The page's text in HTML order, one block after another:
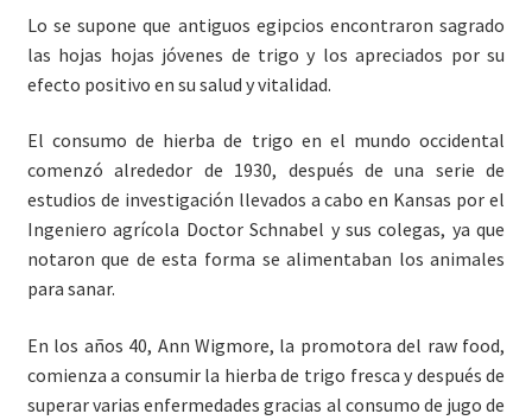
Lo se supone que antiguos egipcios encontraron sagrado
las hojas hojas jóvenes de trigo y los apreciados por su
efecto positivo en su salud y vitalidad.
El consumo de hierba de trigo en el mundo occidental
comenzó alrededor de 1930, después de una serie de
estudios de investigación llevados a cabo en Kansas por el
Ingeniero agrícola Doctor Schnabel y sus colegas, ya que
notaron que de esta forma se alimentaban los animales
para sanar.
En los años 40, Ann Wigmore, la promotora del raw food,
comienza a consumir la hierba de trigo fresca y después de
superar varias enfermedades gracias al consumo de jugo de